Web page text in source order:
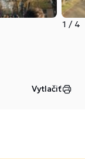
1 / 4
Vytlačiť